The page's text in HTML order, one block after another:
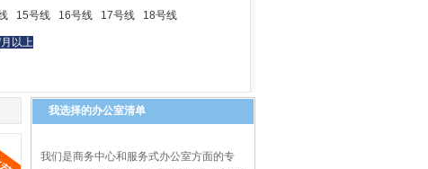
15号线 16号线 17号线 18号线
以上
我选择的办公室清单
我们是商务中心和服务式办公室方面的专